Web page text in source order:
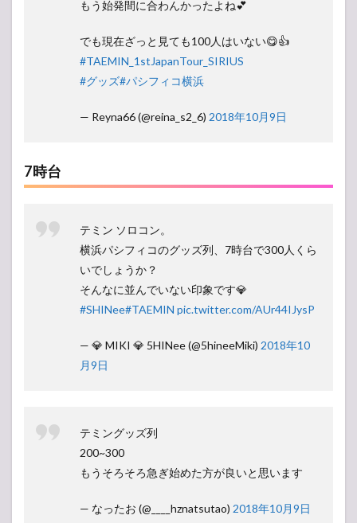
もう始発間に合わんかったよね💕
でも現在ざっと見ても100人はいない😋👍
#TAEMIN_1stJapanTour_SIRIUS
#グッズ#パシフィコ横浜
— Reyna66 (@reina_s2_6) 2018年10月9日
7時台
テミン ソロコン。
横浜パシフィコのグッズ列、7時台で300人くら
いでしょうか？
そんなに並んでいない印象です💎
#SHINee#TAEMIN pic.twitter.com/AUr44IJysP
— 💎 MIKI 💎 5HINee (@5hineeMiki) 2018年10
月9日
テミングッズ列
200~300
もうそろそろ急ぎ始めた方が良いと思います
— なったお (@____hznatsutao) 2018年10月9日